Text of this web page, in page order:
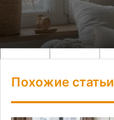
Похожие статьи